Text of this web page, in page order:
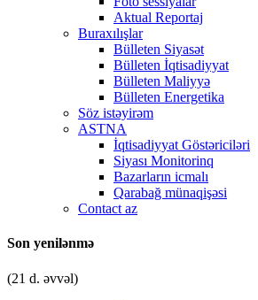
Aktual Reportaj
Buraxılışlar
Bülleten Siyasət
Bülleten İqtisadiyyat
Bülleten Maliyyə
Bülleten Energetika
Söz istəyirəm
ASTNA
İqtisadiyyat Göstəriciləri
Siyası Monitorinq
Bazarların icmalı
Qarabağ münaqişəsi
Contact az
Son yenilənmə
(21 d. əvvəl)